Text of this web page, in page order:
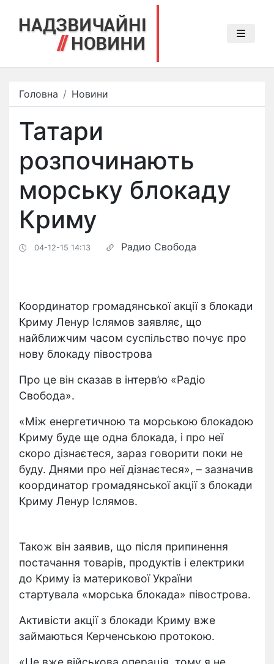
Головна Новини
Татари
розпочинають
морську блокаду
Криму
04-12-15 14:13 Радио Свобода
Координатор громадянської акції з блокади
Криму Ленур Іслямов заявляє, що
найближчим часом суспільство почує про
нову блокаду півострова
Про це він сказав в інтерв’ю «Радіо
Свобода».
«Між енергетичною та морською блокадою
Криму буде ще одна блокада, і про неї
скоро дізнаєтеся, зараз говорити поки не
буду. Днями про неї дізнаєтеся», – зазначив
координатор громадянської акції з блокади
Криму Ленур Іслямов.
Також він заявив, що після припинення
постачання товарів, продуктів і електрики
до Криму із материкової України
стартувала «морська блокада» півострова.
Активісти акції з блокади Криму вже
займаються Керченською протокою.